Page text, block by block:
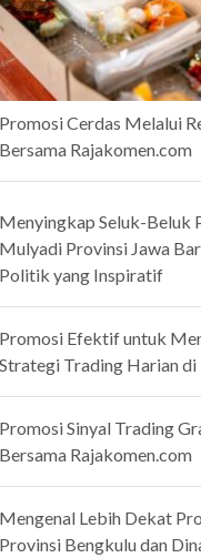
Cerdas Melalui
Rajakomen.com
Seluk-Beluk
Provinsi Jawa
yang Inspiratif
Efektif untuk
Trading Harian di
Sinyal Trading
Rajakomen.com
Lebih Dekat
Bengkulu dan